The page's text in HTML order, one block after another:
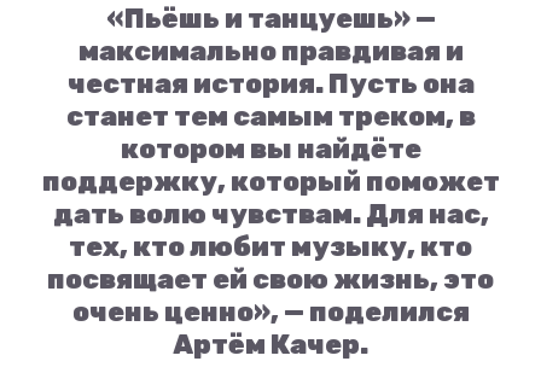
«Пьёшь и танцуешь» —
максимально правдивая и
честная история. Пусть она
станет тем самым треком, в
котором вы найдёте
поддержку, который поможет
дать волю чувствам. Для нас,
тех, кто любит музыку, кто
посвящает ей свою жизнь, это
очень ценно», — поделился
Артём Качер.